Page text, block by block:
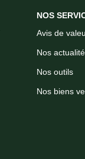
NOS
Avis de
Nos
Nos outils
Nos biens